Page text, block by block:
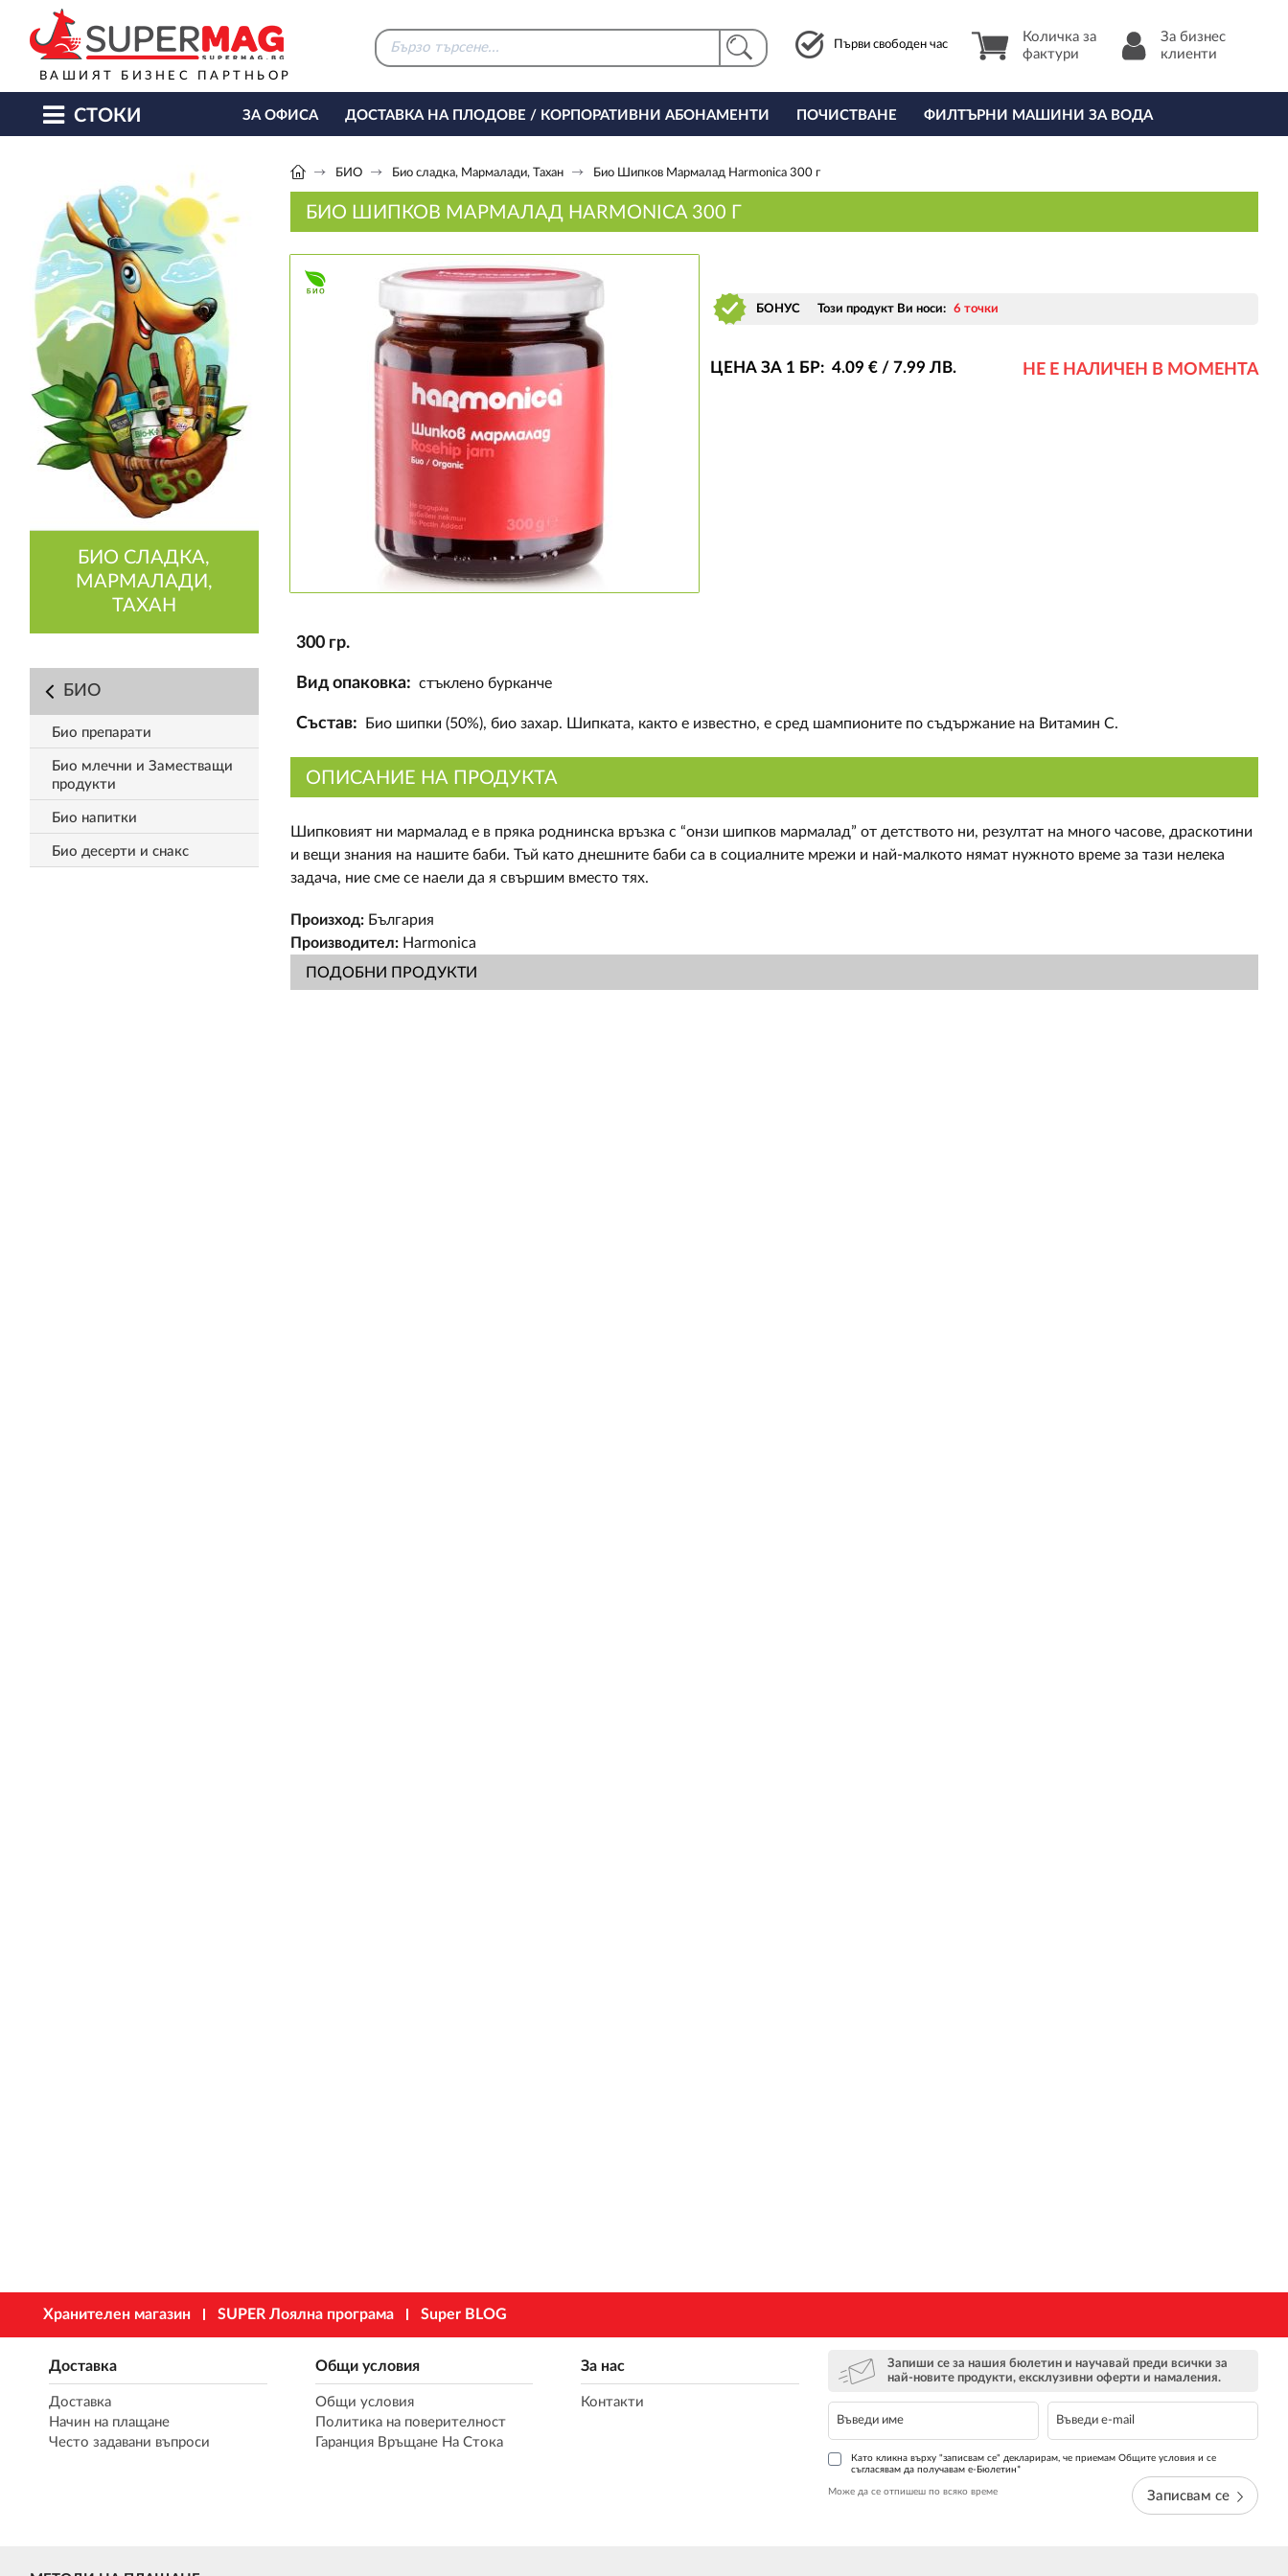
ВАШИЯТ БИЗНЕС ПАРТНЬОР
Първи свободен час
Количка за
фактури
За бизнес
клиенти
СТОКИ ЗА ОФИСА ДОСТАВКА НА ПЛОДОВЕ / КОРПОРАТИВНИ АБОНАМЕНТИ ПОЧИСТВАНЕ ФИЛТЪРНИ МАШИНИ ЗА ВОДА
БИО СЛАДКА,
МАРМАЛАДИ,
ТАХАН
БИО
Био препарати
Био млечни и Заместващи
продукти
Био напитки
Био десерти и снакс
БИО Био сладка, Мармалади, Тахан Био Шипков Мармалад Harmonica 300 г
БИО ШИПКОВ МАРМАЛАД HARMONICA 300 Г
БОНУС Този продукт Ви носи: 6 точки
ЦЕНА ЗА 1 БР: 4.09 € / 7.99 ЛВ. НЕ Е НАЛИЧЕН В МОМЕНТА
300 гр.
Вид опаковка: стъклено бурканче
Състав: Био шипки (50%), био захар. Шипката, както е известно, е сред шампионите по съдържание на Витамин C.
ОПИСАНИЕ НА ПРОДУКТА
Шипковият ни мармалад е в пряка роднинска връзка с “онзи шипков мармалад” от детството ни, резултат на много часове, драскотини
и вещи знания на нашите баби. Тъй като днешните баби са в социалните мрежи и най-малкото нямат нужното време за тази нелека
задача, ние сме се наели да я свършим вместо тях.
Произход:България
Производител:Harmonica
ПОДОБНИ ПРОДУКТИ
Хранителен магазин SUPER Лоялна програма Super BLOG
Доставка
Доставка
Начин на плащане
Често задавани въпроси
Общи условия
Общи условия
Политика на поверителност
Гаранция Връщане На Стока
За нас
Контакти
Запиши се за нашия бюлетин и научавай преди всички за
най-новите продукти, ексклузивни оферти и намаления.
Като кликна върху "записвам се" декларирам, че приемам Общите условия и се
съгласявам да получавам е-Бюлетин*
Може да се отпишеш по всяко време Записвам се